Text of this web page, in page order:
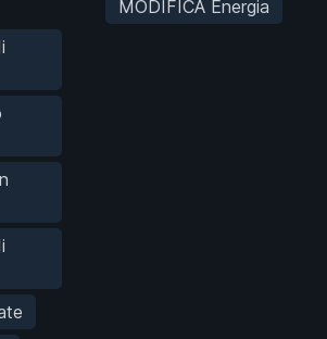
MODIFICA Energia